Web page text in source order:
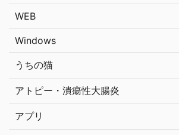
WEB
Windows
うちの猫
アトピー・潰瘍性大腸炎
アプリ